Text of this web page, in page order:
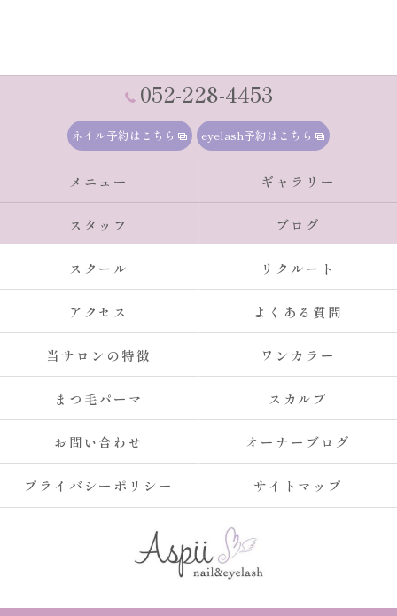
052-228-4453
ネイル予約はこちら eyelash予約はこちら
メニュー ギャラリー
スタッフ ブログ
スクール リクルート
アクセス よくある質問
当サロンの特徴 ワンカラー
まつ毛パーマ スカルプ
お問い合わせ オーナーブログ
プライバシーポリシー サイトマップ